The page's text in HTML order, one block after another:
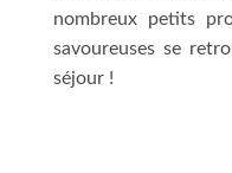
nombreux petits
savoureuses se
séjour !